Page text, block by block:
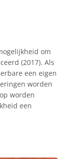
om
(2017). Als
een eigen
worden
worden
een